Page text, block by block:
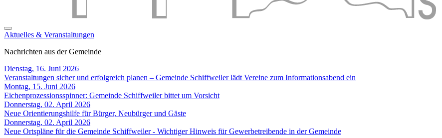
Aktuelles & Veranstaltungen
Nachrichten aus der Gemeinde
Dienstag, 16. Juni 2026
Veranstaltungen sicher und erfolgreich planen – Gemeinde Schiffweiler lädt Vereine zum Informationsabend ein
Montag, 15. Juni 2026
Eichenprozessionsspinner: Gemeinde Schiffweiler bittet um Vorsicht
Donnerstag, 02. April 2026
Neue Orientierungshilfe für Bürger, Neubürger und Gäste
Donnerstag, 02. April 2026
Neue Ortspläne für die Gemeinde Schiffweiler - Wichtiger Hinweis für Gewerbetreibende in der Gemeinde